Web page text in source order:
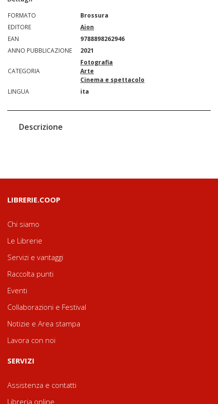
FORMATO
Brossura
EDITORE
Aion
EAN
9788898262946
ANNO PUBBLICAZIONE
2021
CATEGORIA
Fotografia
Arte
Cinema e spettacolo
LINGUA
ita
Descrizione
LIBRERIE.COOP
Chi siamo
Le Librerie
Servizi e vantaggi
Raccolta punti
Eventi
Collaborazioni e Festival
Notizie e Area stampa
Lavora con noi
SERVIZI
Assistenza e contatti
Libreria online